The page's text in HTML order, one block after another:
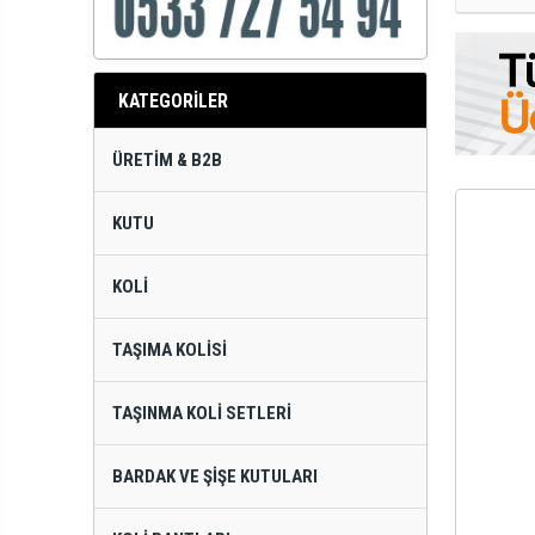
KATEGORİLER
ÜRETIM & B2B
KUTU
KOLI
TAŞIMA KOLISI
TAŞINMA KOLI SETLERI
BARDAK VE ŞIŞE KUTULARI